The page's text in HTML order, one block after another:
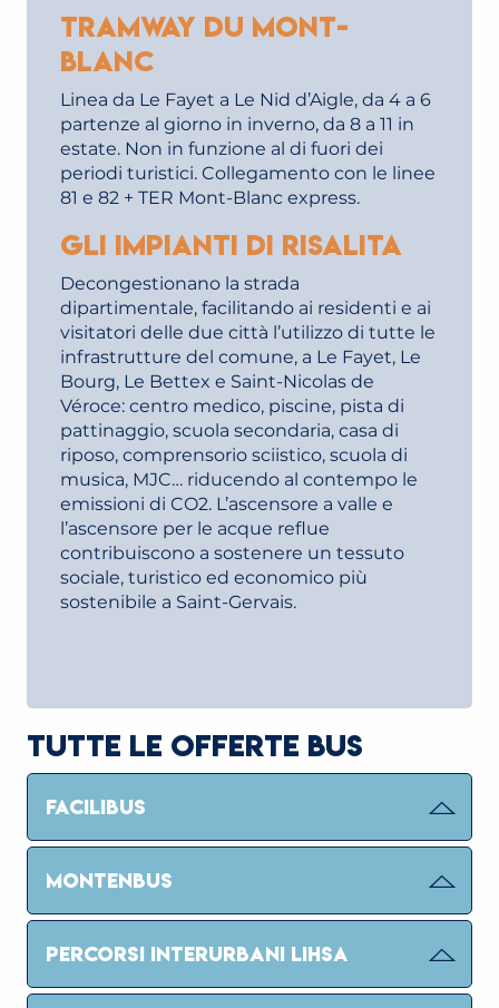
Tramway du Mont-
Blanc
Linea da Le Fayet a Le Nid d’Aigle, da 4 a 6
partenze al giorno in inverno, da 8 a 11 in
estate. Non in funzione al di fuori dei
periodi turistici. Collegamento con le linee
81 e 82 + TER Mont-Blanc express.
Gli impianti di risalita
Decongestionano la strada
dipartimentale, facilitando ai residenti e ai
visitatori delle due città l’utilizzo di tutte le
infrastrutture del comune, a Le Fayet, Le
Bourg, Le Bettex e Saint-Nicolas de
Véroce: centro medico, piscine, pista di
pattinaggio, scuola secondaria, casa di
riposo, comprensorio sciistico, scuola di
musica, MJC… riducendo al contempo le
emissioni di CO2. L’ascensore a valle e
l’ascensore per le acque reflue
contribuiscono a sostenere un tessuto
sociale, turistico ed economico più
sostenibile a Saint-Gervais.
TUTTE LE OFFERTE BUS
FACILIBUS
MONTENBUS
PERCORSI INTERURBANI LIHSA